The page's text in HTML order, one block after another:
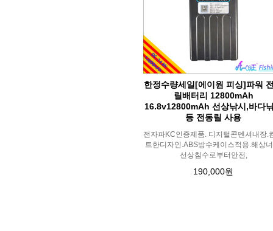
한정수량세일[에이원 피싱]파워
릴배터리 12800mAh
16.8v12800mAh 선상낚시,바다
등 전동릴 사용
전자파KC인증제품. 디지털콘덴셔내장.
트한디자인.ABS방수케이스적용.해상
선상침수로부터안전,
190,000원